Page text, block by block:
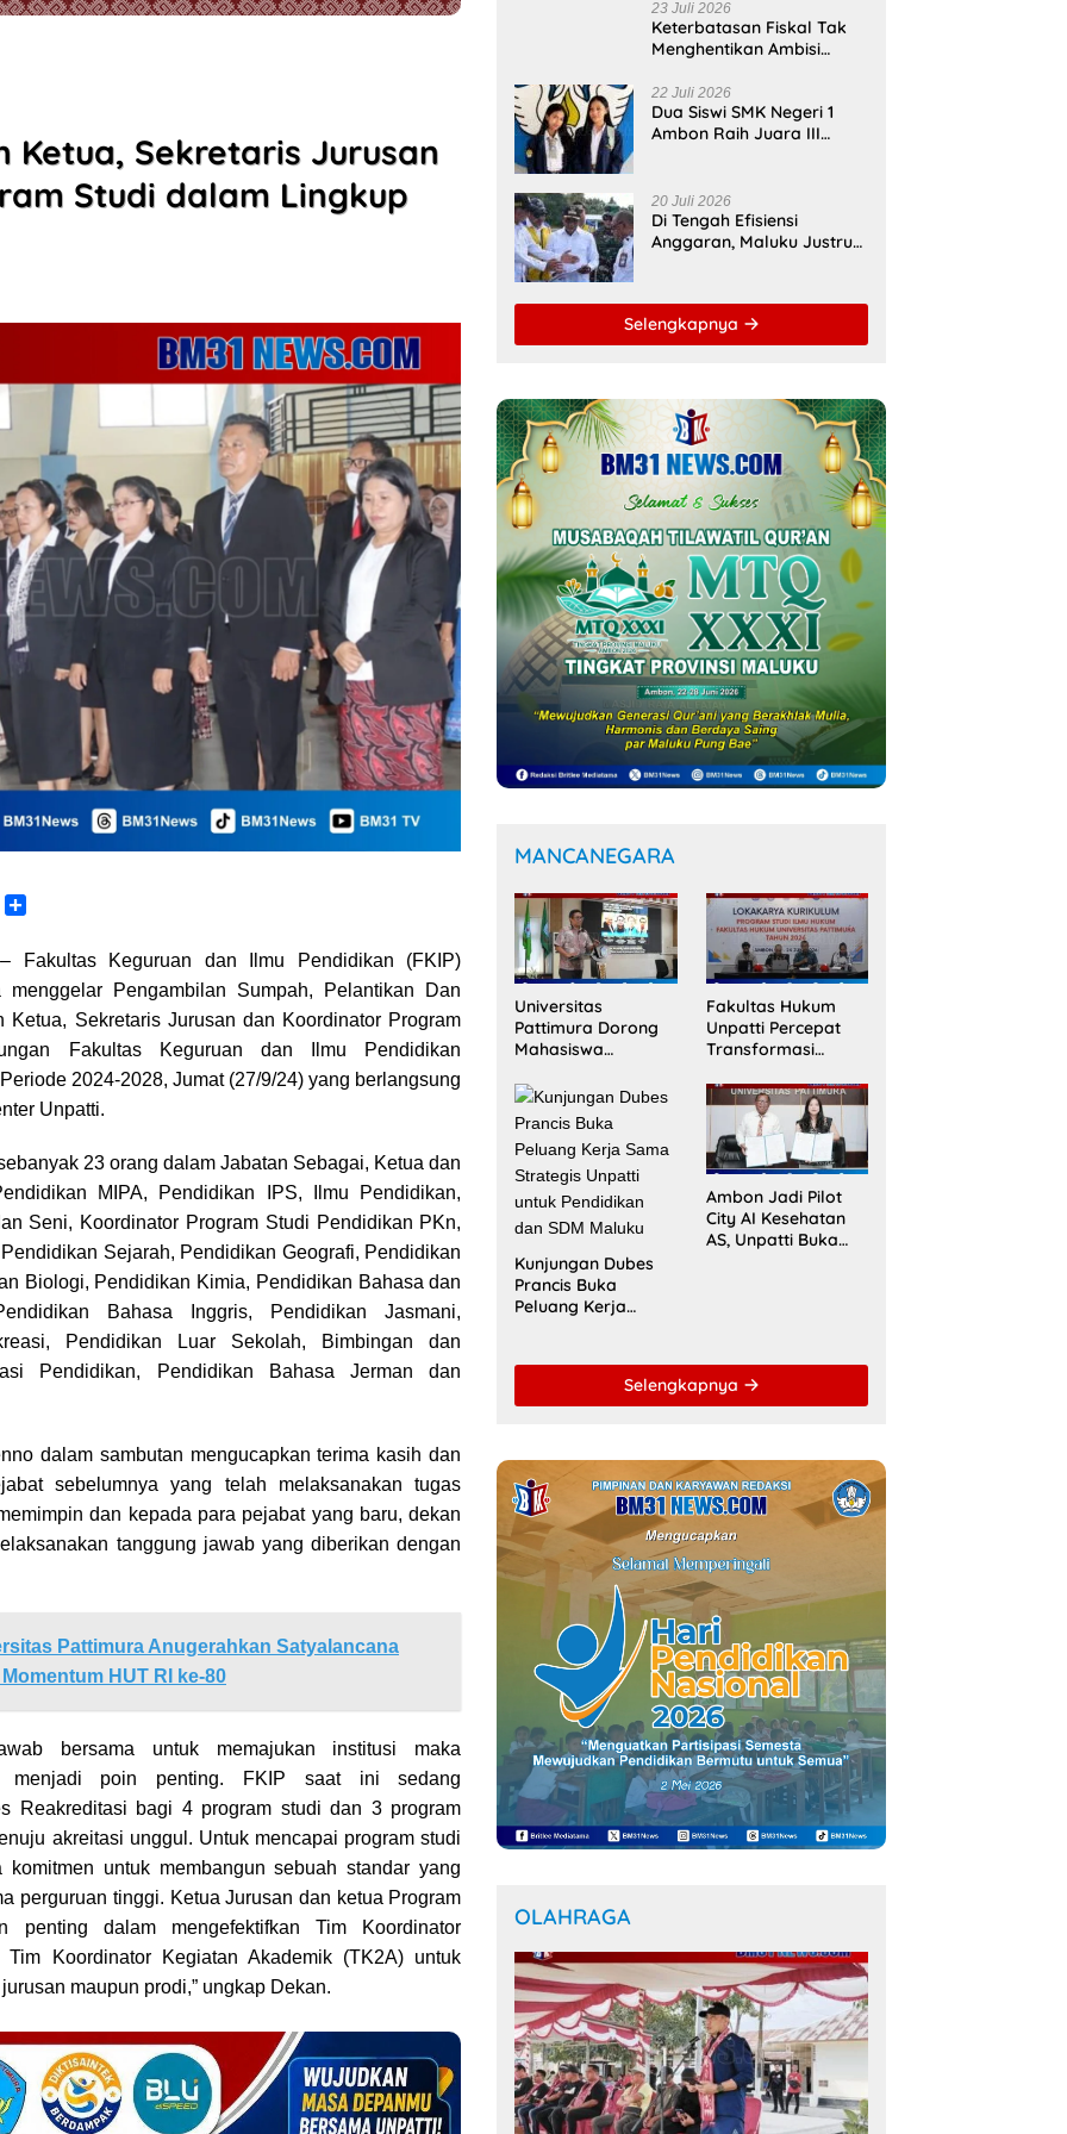
Ketua, Sekretaris Jurusan
Studi dalam Lingkup
y
r
e
Fakultas Keguruan dan Ilmu Pendidikan (FKIP)
menggelar Pengambilan Sumpah, Pelantikan Dan
Ketua, Sekretaris Jurusan dan Koordinator Program
Fakultas Keguruan dan Ilmu Pendidikan
2024-2028, Jumat (27/9/24) yang berlangsung
Unpatti.
23 orang dalam Jabatan Sebagai, Ketua dan
MIPA, Pendidikan IPS, Ilmu Pendidikan,
Seni, Koordinator Program Studi Pendidikan PKn,
Sejarah, Pendidikan Geografi, Pendidikan
Biologi, Pendidikan Kimia, Pendidikan Bahasa dan
Bahasa Inggris, Pendidikan Jasmani,
Pendidikan Luar Sekolah, Bimbingan dan
Pendidikan, Pendidikan Bahasa Jerman dan
dalam sambutan mengucapkan terima kasih dan
sebelumnya yang telah melaksanakan tugas
dan kepada para pejabat yang baru, dekan
tanggung jawab yang diberikan dengan
Pattimura Anugerahkan Satyalancana
HUT RI ke-80
bersama untuk memajukan institusi maka
menjadi poin penting. FKIP saat ini sedang
Reakreditasi bagi 4 program studi dan 3 program
akreitasi unggul. Untuk mencapai program studi
komitmen untuk membangun sebuah standar yang
perguruan tinggi. Ketua Jurusan dan ketua Program
penting dalam mengefektifkan Tim Koordinator
Koordinator Kegiatan Akademik (TK2A) untuk
maupun prodi,” ungkap Dekan.
23 Juli 2026
Keterbatasan Fiskal Tak
Menghentikan Ambisi
Bupati Malteng Andalkan
Kolaborasi
Multipendanaan
22 Juli 2026
Dua Siswi SMK Negeri 1
Ambon Raih Juara III
20 Juli 2026
Di Tengah Efisiensi
Anggaran, Maluku Justru
Kemandirian Pangan
Selengkapnya
MANCANEGARA
Universitas
Pattimura Dorong
Mahasiswa
Akademik Global
Lewat Kolaborasi
Diaspora Indonesia
Fakultas Hukum
Unpatti Percepat
Transformasi
Berstandar
Internasional untuk
Raih Akreditasi
ACQUIN
Kunjungan Dubes
Prancis Buka
Peluang Kerja
Pendidikan dan
Ambon Jadi Pilot
City AI Kesehatan
AS, Unpatti Buka
Selengkapnya
OLAHRAGA